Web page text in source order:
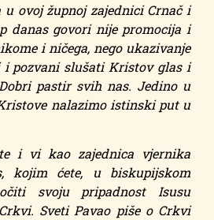
ovoj župnoj zajednici Crnač i
danas govori nije promocija i
i ničega, nego ukazivanje
i pozvani slušati Kristov glas i
pastir svih nas. Jedino u
nalazimo istinski put u
i vi kao zajednica vjernika
kojim ćete, u biskupijskom
svoju pripadnost Isusu
Sveti Pavao piše o Crkvi